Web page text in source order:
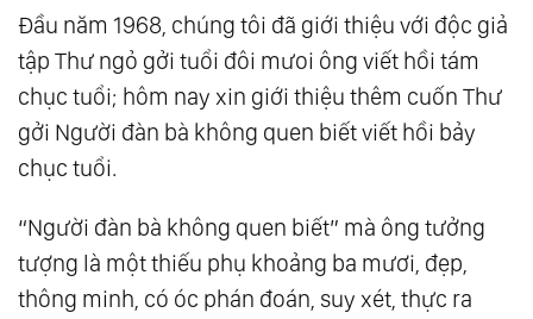
Đầu năm 1968, chúng tôi đã giới thiệu với độc giả
tập Thư ngỏ gởi tuổi đôi mưoi ông viết hồi tám
chục tuổi; hôm nay xin giới thiệu thêm cuốn Thư
gởi Người đàn bà không quen biết viết hồi bảy
chục tuổi.
“Người đàn bà không quen biết” mà ông tưởng
tượng là một thiếu phụ khoảng ba mươi, đẹp,
thông minh, có óc phán đoán, suy xét, thực ra